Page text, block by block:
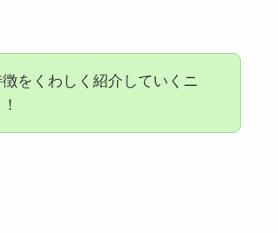
をくわしく紹介していくニ